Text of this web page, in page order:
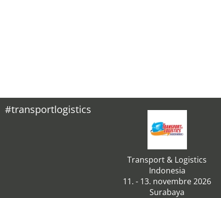
#transportlogistics
Transport & Logistics
Indonesia
11. - 13. novembre 2026
Surabaya